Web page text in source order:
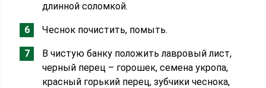
длинной соломкой.
Чеснок почистить, помыть.
В чистую банку положить лавровый лист,
черный перец – горошек, семена укропа,
красный горький перец, зубчики чеснока,